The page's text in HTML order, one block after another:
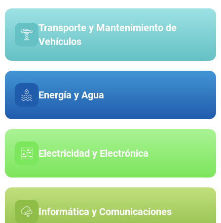
Transporte y Mantenimiento de
Vehículos
Energía y Agua
Electricidad y Electrónica
Informática y Comunicaciones